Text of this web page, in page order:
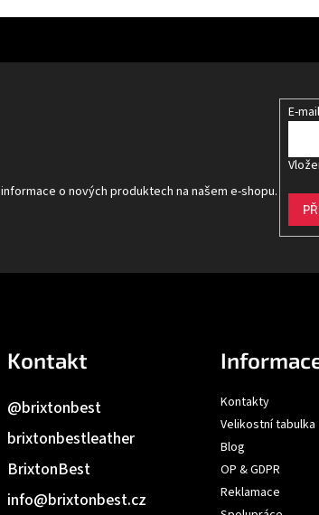
Kontakt
info@brixtonbest.cz
BrixtonBest
brixtonbestleather
@brixtonbest
Kontakty
Velikostní tabulka
Blog
OP & GDPR
Reklamace
o nových produktech na našem e-shopu.
E-mail